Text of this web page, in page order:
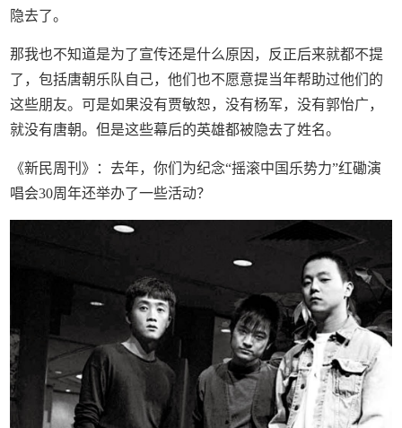
隐去了。
那我也不知道是为了宣传还是什么原因，反正后来就都不提
了，包括唐朝乐队自己，他们也不愿意提当年帮助过他们的
这些朋友。可是如果没有贾敏恕，没有杨军，没有郭怡广，
就没有唐朝。但是这些幕后的英雄都被隐去了姓名。
《新民周刊》：去年，你们为纪念“摇滚中国乐势力”红磡演
唱会30周年还举办了一些活动？